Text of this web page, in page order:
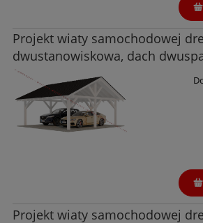
Projekt wiaty samochodowej
dwustanowiskowa, dach
Projekt wiaty samochodowej